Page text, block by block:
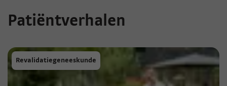
Patiëntverhalen
Revalidatiegeneeskunde